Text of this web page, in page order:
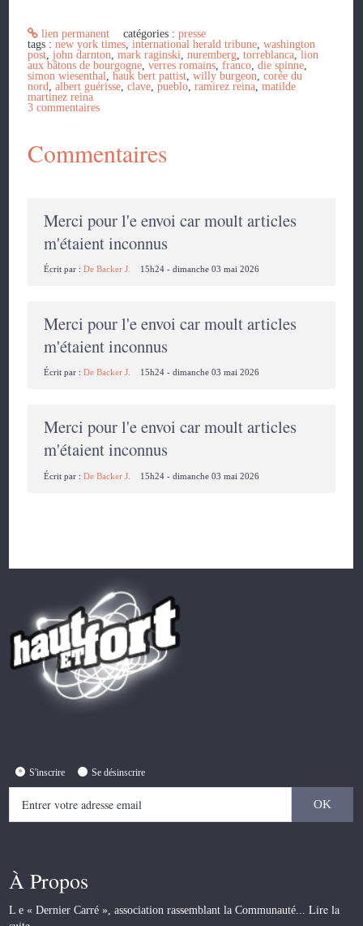
S'inscrire Se désinscrire
À Propos
L e « Dernier Carré », association rassemblant la Communauté... Lire la
lien permanent catégories :presse
tags :new york times ,international herald tribune ,washington
post ,john darnton ,mark raginski ,nuremberg ,torreblanca,lion
aux bâtons de bourgogne ,verres romains ,franco ,die spinne
simon wiesenthal ,hauk bert pattist ,willy burgeon ,corée du
nord ,albert guérisse ,clave ,pueblo ,ramirez reina ,matilde
martinez reina
3 commentaires
Commentaires
Merci pour l'e envoi car moult articles
m'étaient inconnus
Écrit par : De Backer J. 15h24 -dimanche 03 mai 2026
Merci pour l'e envoi car moult articles
m'étaient inconnus
Écrit par : De Backer J. 15h24 -dimanche 03 mai 2026
Merci pour l'e envoi car moult articles
m'étaient inconnus
Écrit par : De Backer J. 15h24 -dimanche 03 mai 2026